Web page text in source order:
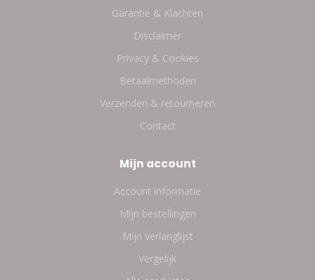
Garantie & Klachten
Disclaimer
Privacy & Cookies
Betaalmethoden
Verzenden & retourneren
Contact
Mijn account
Account informatie
Mijn bestellingen
Mijn verlanglijst
Vergelijk